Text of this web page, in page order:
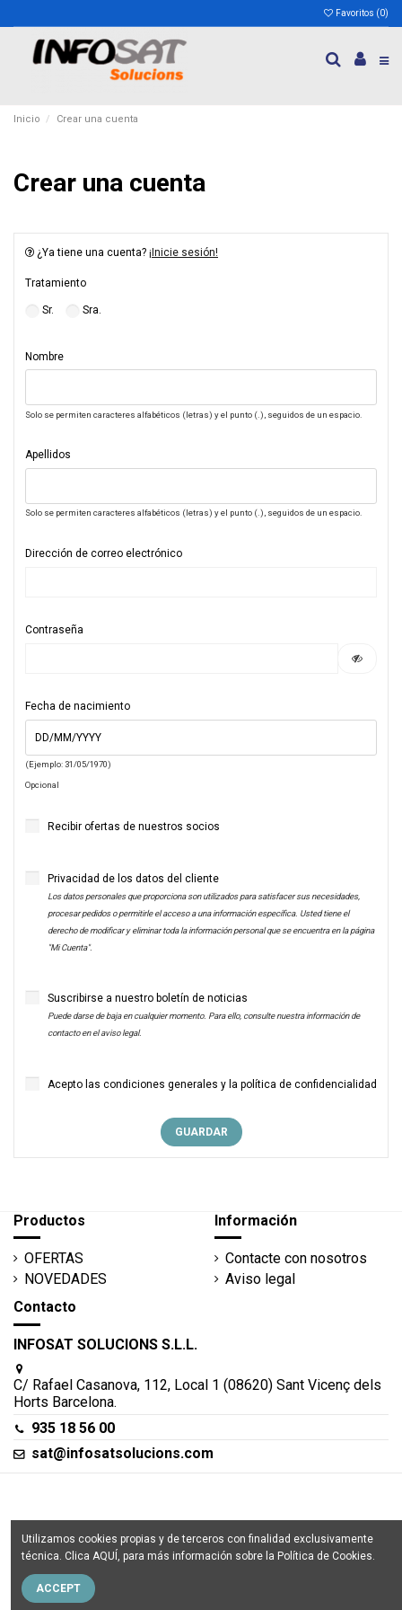
Favoritos (0)
Inicio Crear una cuenta
Crear una cuenta
¿Ya tiene una cuenta? ¡Inicie sesión!
Tratamiento
Sr. Sra.
Nombre
Solo se permiten caracteres alfabéticos (letras) y el punto (.), seguidos de un espacio.
Apellidos
Solo se permiten caracteres alfabéticos (letras) y el punto (.), seguidos de un espacio.
Dirección de correo electrónico
Contraseña
Fecha de nacimiento
(Ejemplo: 31/05/1970)
Opcional
Recibir ofertas de nuestros socios
Privacidad de los datos del cliente
Los datos personales que proporciona son utilizados para satisfacer sus necesidades,
procesar pedidos o permitirle el acceso a una información específica. Usted tiene el
derecho de modificar y eliminar toda la información personal que se encuentra en la página
"Mi Cuenta".
Suscribirse a nuestro boletín de noticias
Puede darse de baja en cualquier momento. Para ello, consulte nuestra información de
contacto en el aviso legal.
Acepto las condiciones generales y la política de confidencialidad
GUARDAR
Productos
OFERTAS
NOVEDADES
Información
Contacte con nosotros
Aviso legal
Contacto
INFOSAT SOLUCIONS S.L.L.
C/ Rafael Casanova, 112, Local 1 (08620) Sant Vicenç dels
Horts Barcelona.
935 18 56 00
sat@infosatsolucions.com
INFOSAT SOLUCIONS S.L.L. - © Copyright 2025. Todos los
derechos reservados
Utilizamos cookies propias y de terceros con finalidad exclusivamente
técnica. Clica AQUÍ , para más información sobre la Política de Cookies.
ACCEPT